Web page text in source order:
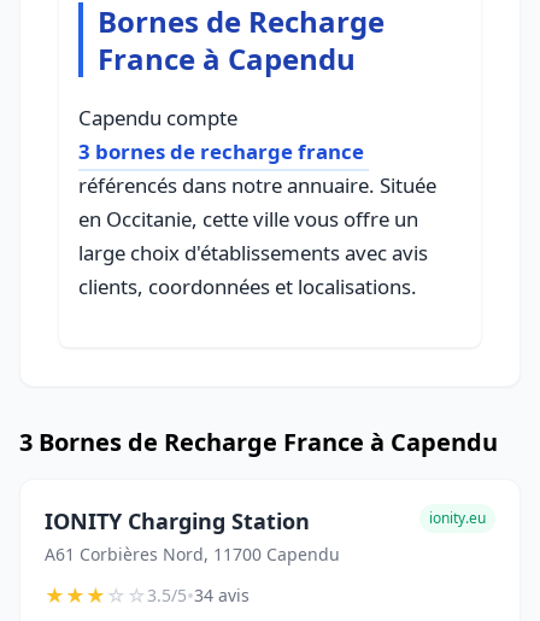
Bornes de Recharge
France à Capendu
Capendu compte
3 bornes de recharge france
référencés dans notre annuaire. Située
en Occitanie, cette ville vous offre un
large choix d'établissements avec avis
clients, coordonnées et localisations.
3 Bornes de Recharge France à Capendu
IONITY Charging Station
A61 Corbières Nord, 11700 Capendu
ionity.eu
★★★☆☆3.5/5•34 avis